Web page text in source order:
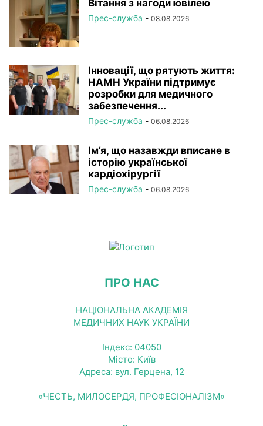
Вітання з нагоди ювілею
Прес-служба - 08.08.2026
Інновації, що рятують життя:
НАМН України підтримує
розробки для медичного
забезпечення...
Прес-служба - 06.08.2026
Ім’я, що назавжди вписане в
історію української
кардіохірургії
Прес-служба - 06.08.2026
ПРО НАС
НАЦІОНАЛЬНА АКАДЕМІЯ
МЕДИЧНИХ НАУК УКРАЇНИ
Індекс: 04050
Місто: Київ
Адреса: вул. Герцена, 12
«ЧЕСТЬ, МИЛОСЕРДЯ, ПРОФЕСІОНАЛІЗМ»